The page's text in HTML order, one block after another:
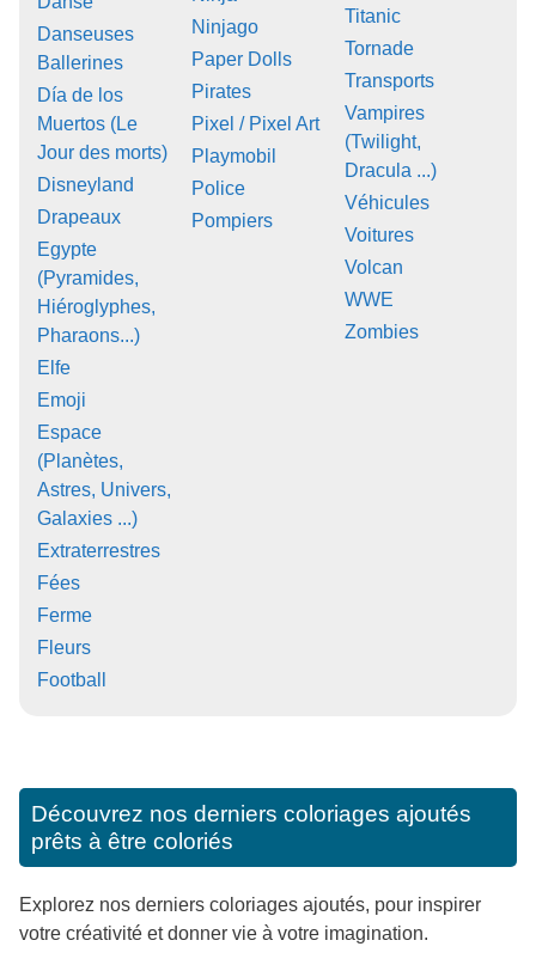
Danseuses
Ballerines
Día de los
Muertos (Le
Jour des morts)
Disneyland
Drapeaux
Egypte
(Pyramides,
Hiéroglyphes,
Pharaons...)
Elfe
Emoji
Espace
(Planètes,
Astres, Univers,
Galaxies ...)
Extraterrestres
Fées
Ferme
Fleurs
Football
Ninjago
Paper Dolls
Pirates
Pixel / Pixel Art
Playmobil
Police
Pompiers
Titanic
Tornade
Transports
Vampires
(Twilight,
Dracula ...)
Véhicules
Voitures
Volcan
WWE
Zombies
Découvrez nos derniers coloriages ajoutés
prêts à être coloriés
Explorez nos derniers coloriages ajoutés, pour inspirer
votre créativité et donner vie à votre imagination.